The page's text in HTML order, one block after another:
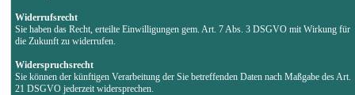
Widerrufsrecht
Sie haben das Recht, erteilte Einwilligungen gem. Art. 7 Abs. 3 DSGVO mit Wirkung für
die Zukunft zu widerrufen.
Widerspruchsrecht
Sie können der künftigen Verarbeitung der Sie betreffenden Daten nach Maßgabe des Art.
21 DSGVO jederzeit widersprechen.